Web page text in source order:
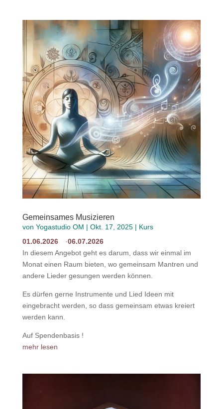
Gemeinsames Musizieren
von Yogastudio OM | Okt. 17, 2025| Kurs
01.06.2026
06.07.2026
In diesem Angebot geht es darum, dass wir einmal im
Monat einen Raum bieten, wo gemeinsam Mantren und
andere Lieder gesungen werden können.
Es dürfen gerne Instrumente und Lied Ideen mit
eingebracht werden, so dass gemeinsam etwas kreiert
werden kann.
Auf Spendenbasis !
mehr lesen